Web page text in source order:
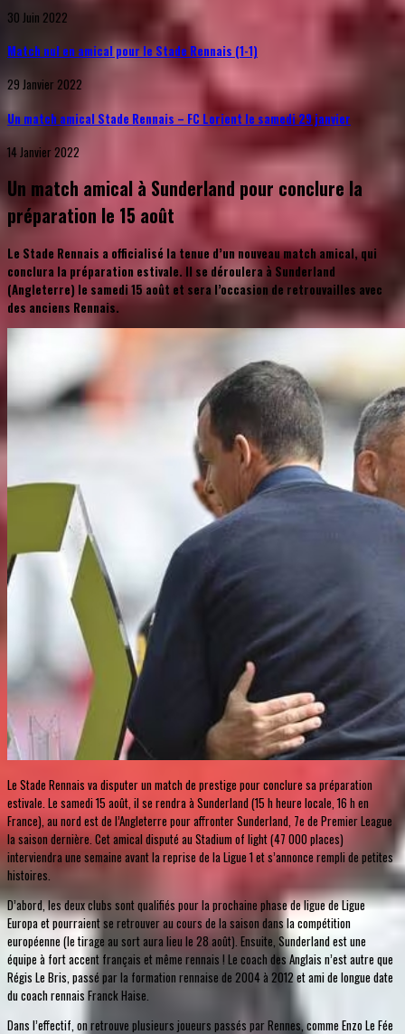
30 Juin 2022
Match nul en amical pour le Stade Rennais (1-1)
29 Janvier 2022
Un match amical Stade Rennais – FC Lorient le samedi 29 janvier
14 Janvier 2022
Un match amical à Sunderland pour conclure la
préparation le 15 août
Le Stade Rennais a officialisé la tenue d’un nouveau match amical, qui
conclura la préparation estivale. Il se déroulera à Sunderland
(Angleterre) le samedi 15 août et sera l’occasion de retrouvailles avec
des anciens Rennais.
Le Stade Rennais va disputer un match de prestige pour conclure sa préparation
estivale. Le samedi 15 août, il se rendra à Sunderland (15 h heure locale, 16 h en
France), au nord est de l’Angleterre pour affronter Sunderland, 7e de Premier League
la saison dernière. Cet amical disputé au Stadium of light (47 000 places)
interviendra une semaine avant la reprise de la Ligue 1 et s’annonce rempli de petites
histoires.
D’abord, les deux clubs sont qualifiés pour la prochaine phase de ligue de Ligue
Europa et pourraient se retrouver au cours de la saison dans la compétition
européenne (le tirage au sort aura lieu le 28 août). Ensuite, Sunderland est une
équipe à fort accent français et même rennais ! Le coach des Anglais n’est autre que
Régis Le Bris, passé par la formation rennaise de 2004 à 2012 et ami de longue date
du coach rennais Franck Haise.
Dans l’effectif, on retrouve plusieurs joueurs passés par Rennes, comme Enzo Le Fée